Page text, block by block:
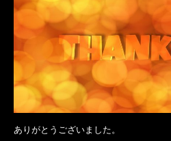
ありがとうございました。